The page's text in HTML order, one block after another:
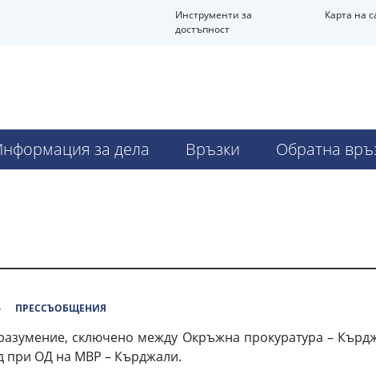
Инструменти за
достъпност
Карта на
за дела Връзки Обратна
ПРЕССЪОБЩЕНИЯ
сключено между Окръжна прокуратура –
при ОД на МВР – Кърджали.